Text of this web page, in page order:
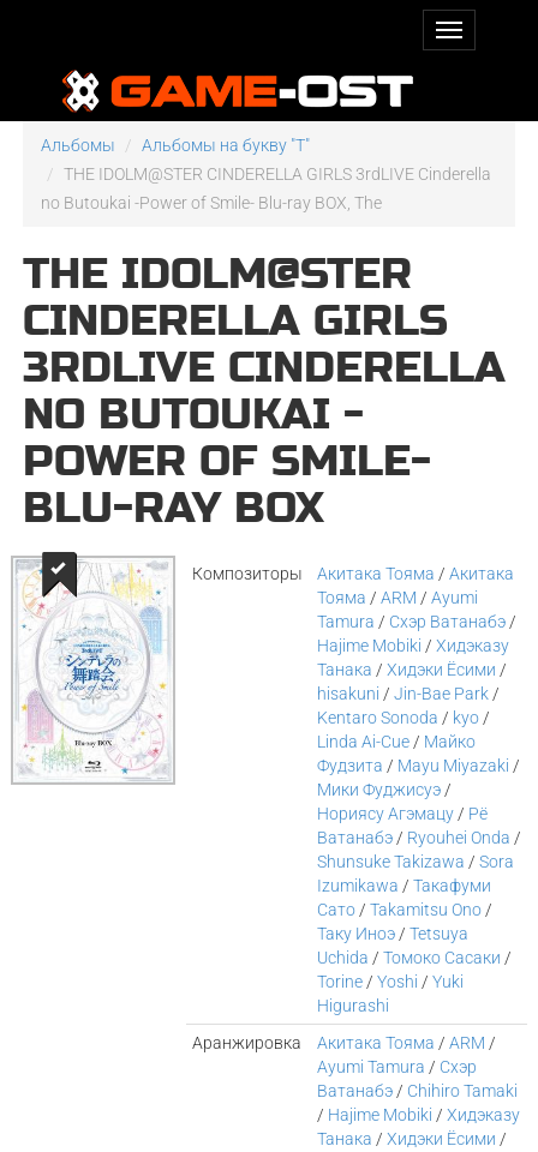
Альбомы
Альбомы на букву "T"
THE IDOLM@STER CINDERELLA GIRLS 3rdLIVE Cinderella
no Butoukai -Power of Smile- Blu-ray BOX, The
THE IDOLM@STER
CINDERELLA GIRLS
3RDLIVE CINDERELLA
NO BUTOUKAI -
POWER OF SMILE-
BLU-RAY BOX
Композиторы Акитака Тояма /Акитака
Тояма /ARM /Ayumi
Tamura / Cхэр Ватанабэ /
Hajime Mobiki /Хидэказу
Танака /Хидэки Ёсими /
hisakuni /Jin-Bae Park /
Kentaro Sonoda / kyo /
Linda Ai-Cue / Майко
Фудзита / Mayu Miyazaki /
Мики Фуджисуэ /
Нориясу Агэмацу / Рё
Ватанабэ / Ryouhei Onda /
Shunsuke Takizawa /Sora
Izumikawa /Такафуми
Сато /Takamitsu Ono /
Таку Иноэ /Tetsuya
Uchida /Томоко Сасаки /
Torine /Yoshi /Yuki
Higurashi
Аранжировка
Акитака Тояма /ARM /
Ayumi Tamura / Cхэр
Ватанабэ / Chihiro Tamaki
/ Hajime Mobiki /Хидэказу
Танака /Хидэки Ёсими /